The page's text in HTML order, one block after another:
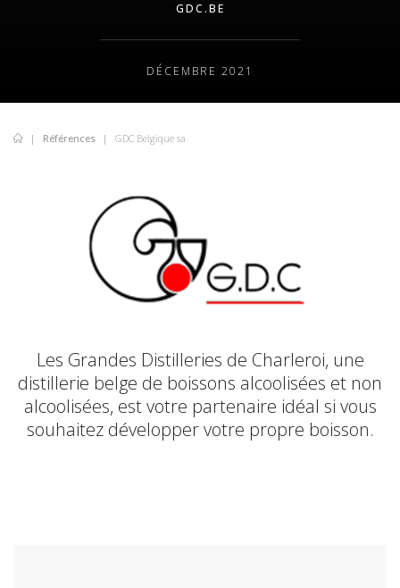
GDC.BE
DÉCEMBRE 2021
Références GDC Belgique sa
Les Grandes Distilleries de Charleroi, une
distillerie belge de boissons alcoolisées et non
alcoolisées, est votre partenaire idéal si vous
souhaitez développer votre propre boisson.